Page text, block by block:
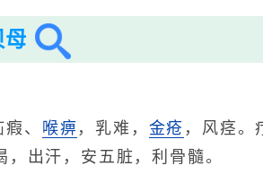
母
、 喉痹 ，乳难， 金疮 ，风痉。
，出汗，安五脏，利骨髓。